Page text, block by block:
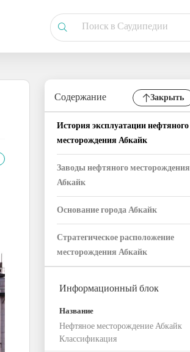
Содержание Закрыть
История эксплуатации нефтяного
месторождения Абкайк
Заводы нефтяного месторождения
Абкайк
Основание города Абкайк
Стратегическое расположение
месторождения Абкайк
Информационный блок
Название
Нефтяное месторождение Абкайк
Классификация